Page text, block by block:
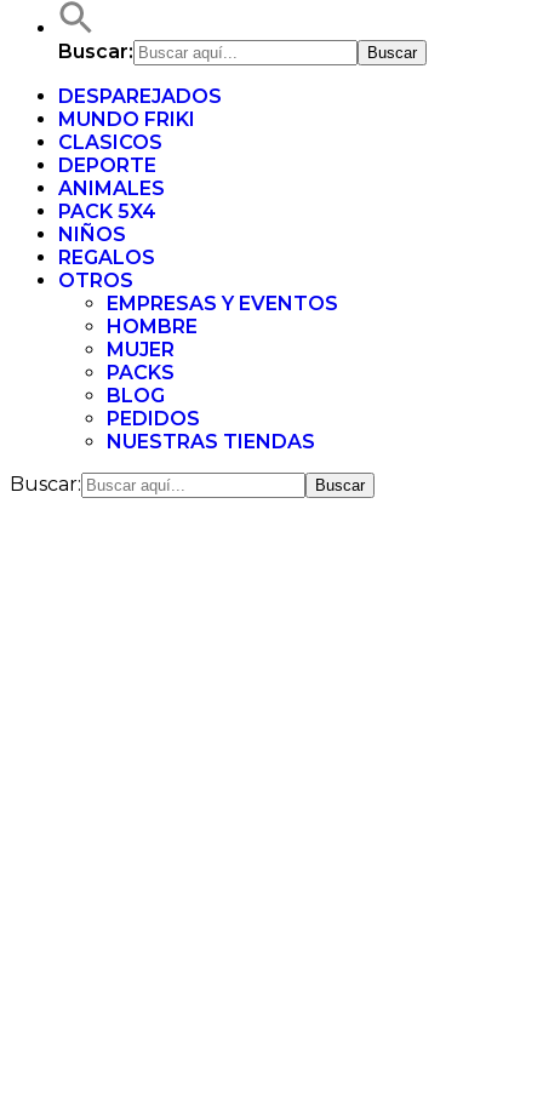
Buscar:
DESPAREJADOS
MUNDO FRIKI
CLASICOS
DEPORTE
ANIMALES
PACK 5X4
NIÑOS
REGALOS
OTROS
EMPRESAS Y EVENTOS
HOMBRE
MUJER
PACKS
BLOG
PEDIDOS
NUESTRAS TIENDAS
Buscar: